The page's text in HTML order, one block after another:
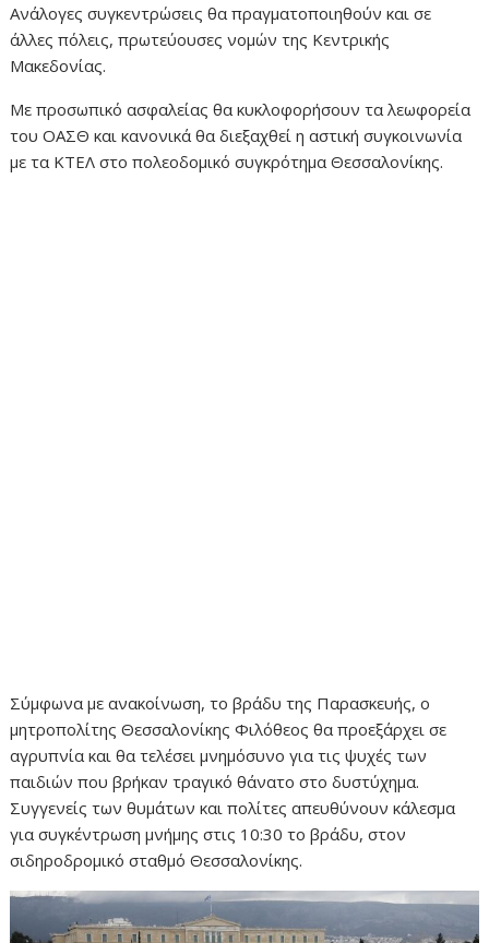
Ανάλογες συγκεντρώσεις θα πραγματοποιηθούν και σε
άλλες πόλεις, πρωτεύουσες νομών της Κεντρικής
Μακεδονίας.
Με προσωπικό ασφαλείας θα κυκλοφορήσουν τα λεωφορεία
του ΟΑΣΘ και κανονικά θα διεξαχθεί η αστική συγκοινωνία
με τα ΚΤΕΛ στο πολεοδομικό συγκρότημα Θεσσαλονίκης.
Σύμφωνα με ανακοίνωση, το βράδυ της Παρασκευής, ο
μητροπολίτης Θεσσαλονίκης Φιλόθεος θα προεξάρχει σε
αγρυπνία και θα τελέσει μνημόσυνο για τις ψυχές των
παιδιών που βρήκαν τραγικό θάνατο στο δυστύχημα.
Συγγενείς των θυμάτων και πολίτες απευθύνουν κάλεσμα
για συγκέντρωση μνήμης στις 10:30 το βράδυ, στον
σιδηροδρομικό σταθμό Θεσσαλονίκης.